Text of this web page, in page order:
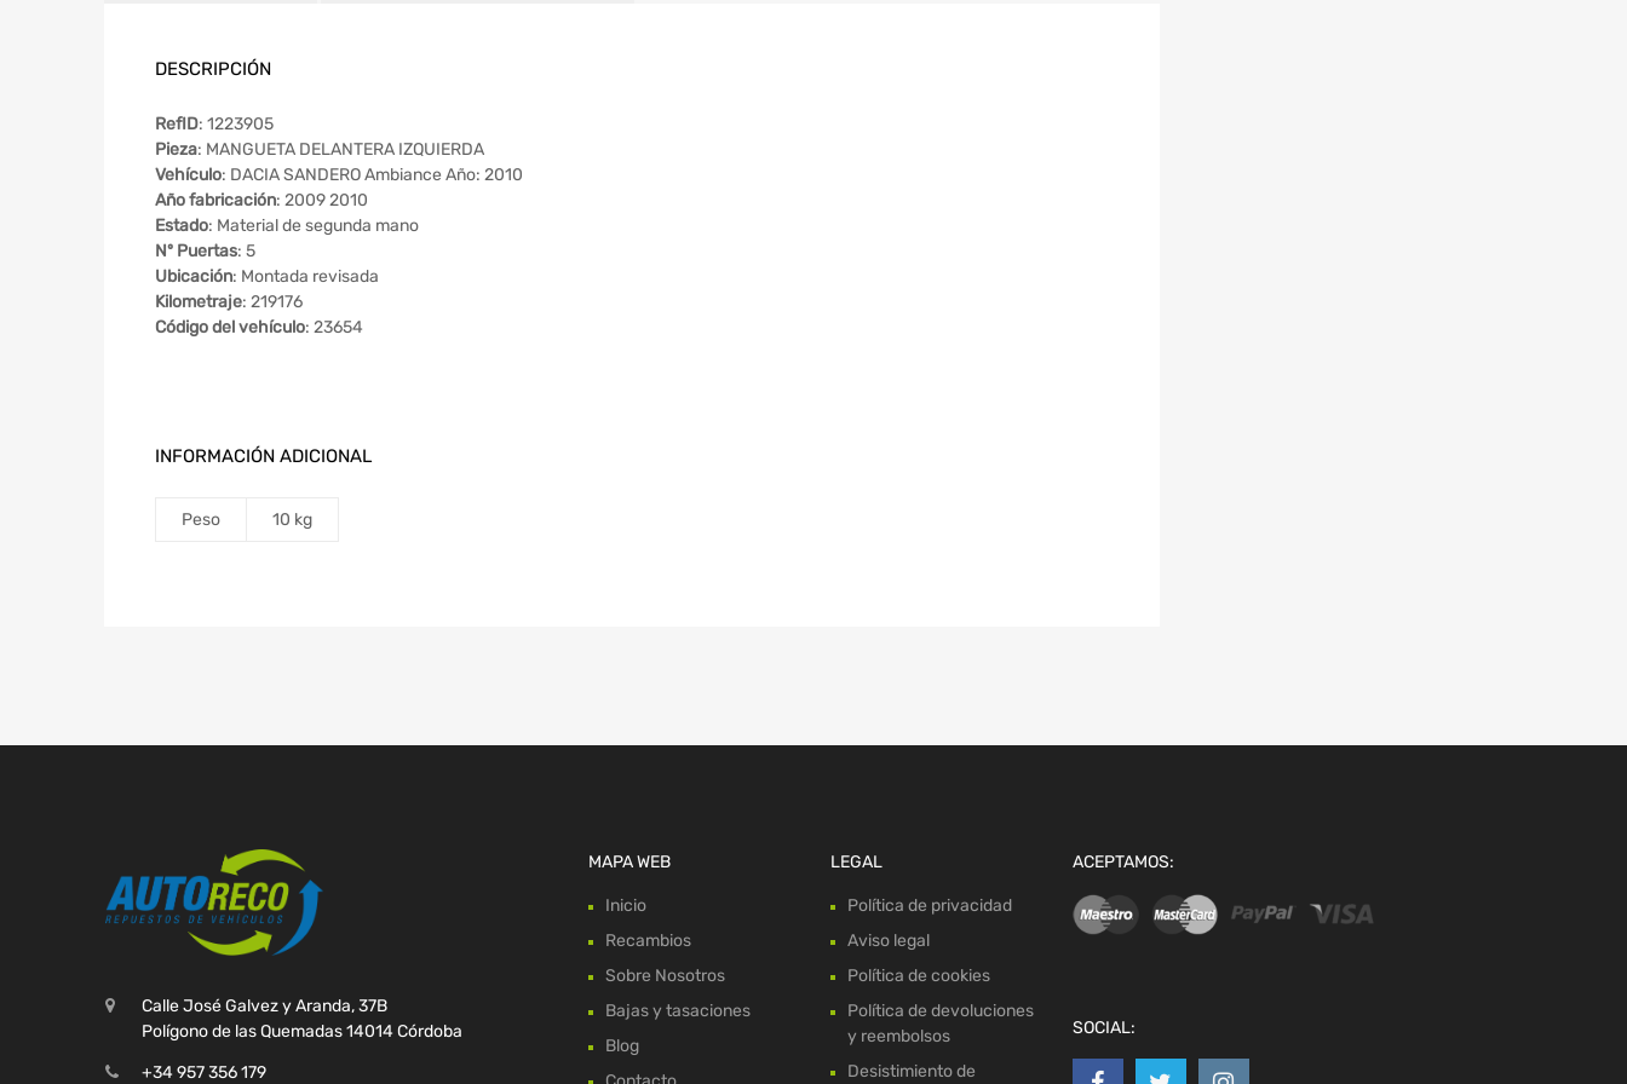
DESCRIPCIÓN
RefID: 1223905
Pieza: MANGUETA DELANTERA IZQUIERDA
Vehículo: DACIA SANDERO Ambiance Año: 2010
Año fabricación: 2009 2010
Estado: Material de segunda mano
Nº Puertas: 5
Ubicación: Montada revisada
Kilometraje: 219176
Código del vehículo: 23654
INFORMACIÓN ADICIONAL
Peso 10 kg
Calle José Galvez y Aranda, 37B
Polígono de las Quemadas 14014 Córdoba
+34 957 356 179
MAPA WEB
Inicio
Recambios
Sobre Nosotros
Bajas y tasaciones
Blog
LEGAL
Política de privacidad
Aviso legal
Política de cookies
Política de devoluciones
y reembolsos
Desistimiento de
ACEPTAMOS:
SOCIAL: